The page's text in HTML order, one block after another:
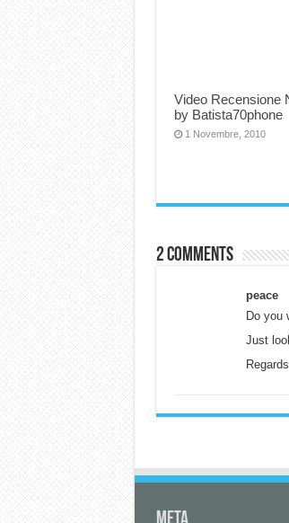
Video Recensione
by Batista70phone
1 Novembre, 2010
2 comments
peace
Do you
Just